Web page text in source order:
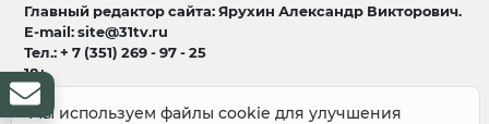
Главный редактор сайта: Ярухин Александр Викторович.
E-mail: site@31tv.ru
Тел.: + 7 (351) 269 - 97 - 25
18+
Мы используем файлы cookie для улучшения